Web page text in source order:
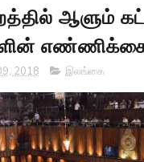
ஆளும்
2018 இலங்கை